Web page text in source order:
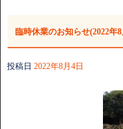
臨時休業のお知らせ(2022年
投稿日 2022年8月4日